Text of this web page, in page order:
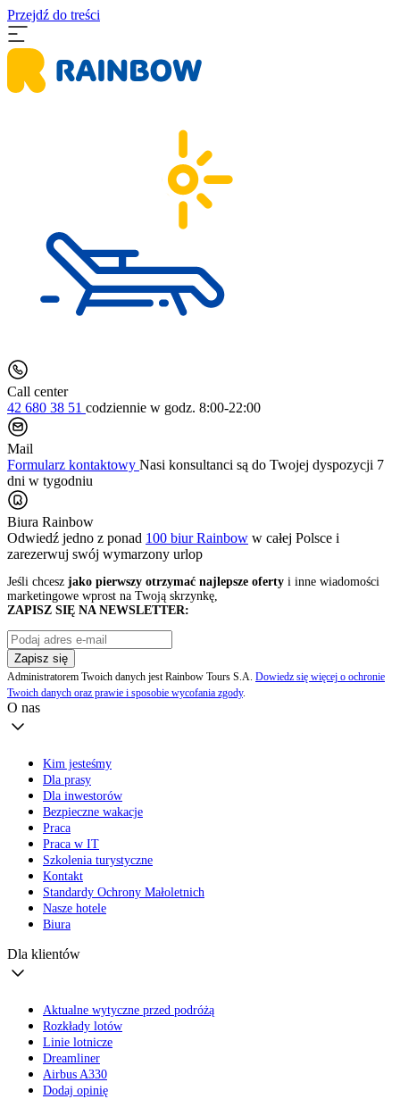
Przejdź do treści
Call center
42 680 38 51 codziennie w godz. 8:00-22:00
Mail
Formularz kontaktowy Nasi konsultanci są do Twojej dyspozycji 7
dni w tygodniu
Biura Rainbow
Odwiedź jedno z ponad 100 biur Rainbow w całej Polsce i
zarezerwuj swój wymarzony urlop
Jeśli chcesz jako pierwszy otrzymać najlepsze oferty i inne wiadomości
marketingowe wprost na Twoją skrzynkę,
ZAPISZ SIĘ NA NEWSLETTER:
Zapisz się
Administratorem Twoich danych jest Rainbow Tours S.A. Dowiedz się więcej o ochronie
Twoich danych oraz prawie i sposobie wycofania zgody.
O nas
Kim jesteśmy
Dla prasy
Dla inwestorów
Bezpieczne wakacje
Praca
Praca w IT
Szkolenia turystyczne
Kontakt
Standardy Ochrony Małoletnich
Nasze hotele
Biura
Dla klientów
Aktualne wytyczne przed podróżą
Rozkłady lotów
Linie lotnicze
Dreamliner
Airbus A330
Dodaj opinię